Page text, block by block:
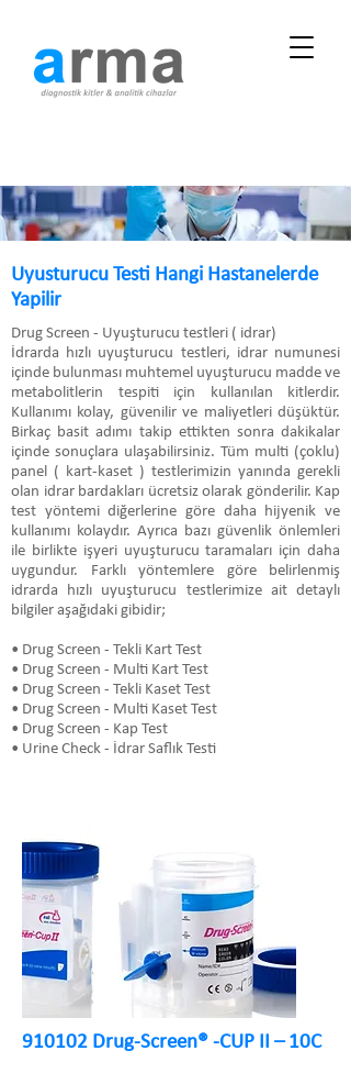
Uyusturucu Testi Hangi Hastanelerde
Yapilir
Drug Screen - Uyuşturucu testleri ( idrar)
İdrarda hızlı uyuşturucu testleri, idrar numunesi
içinde bulunması muhtemel uyuşturucu madde ve
metabolitlerin tespiti için kullanılan kitlerdir.
Kullanımı kolay, güvenilir ve maliyetleri düşüktür.
Birkaç basit adımı takip ettikten sonra dakikalar
içinde sonuçlara ulaşabilirsiniz. Tüm multi (çoklu)
panel ( kart-kaset ) testlerimizin yanında gerekli
olan idrar bardakları ücretsiz olarak gönderilir. Kap
test yöntemi diğerlerine göre daha hijyenik ve
kullanımı kolaydır. Ayrıca bazı güvenlik önlemleri
ile birlikte işyeri uyuşturucu taramaları için daha
uygundur. Farklı yöntemlere göre belirlenmiş
idrarda hızlı uyuşturucu testlerimize ait detaylı
bilgiler aşağıdaki gibidir;
• Drug Screen - Tekli Kart Test
• Drug Screen - Multi Kart Test
• Drug Screen - Tekli Kaset Test
• Drug Screen - Multi Kaset Test
• Drug Screen - Kap Test
• Urine Check - İdrar Saflık Testi
910102 Drug-Screen® -CUP II – 10C